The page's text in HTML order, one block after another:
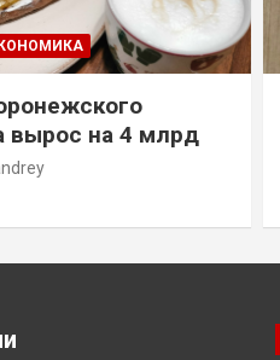
вырос на 4 млрд